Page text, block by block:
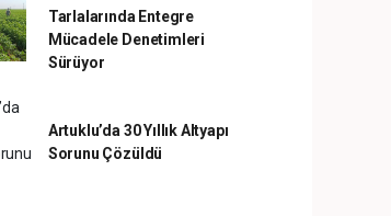
Tarlalarında Entegre
Mücadele Denetimleri
Sürüyor
Artuklu’da 30 Yıllık Altyapı
Sorunu Çözüldü